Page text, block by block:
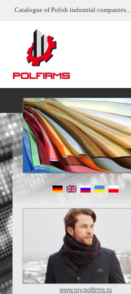
Catalogue of Polish industrial companies...
www.roy.polfirms.ru